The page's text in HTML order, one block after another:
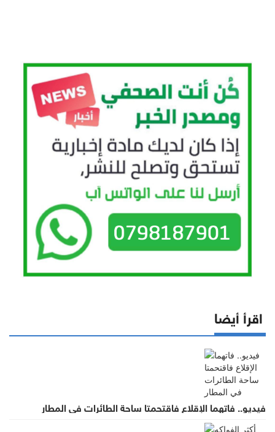
اقرأ أيضا
فيديو.. فاتهما الإقلاع فاقتحمتا ساحة الطائرات في المطار